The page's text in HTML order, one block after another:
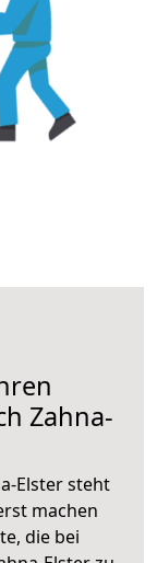
Zahna-
Elster steht
machen
die bei